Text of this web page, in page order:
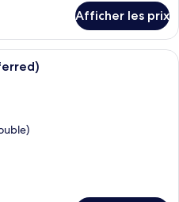
Afficher les prix
Deux chaises en métal et une table,